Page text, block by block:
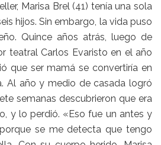
Marisa Brel (41) tenía una sola
hijos. Sin embargo, la vida puso
Quince años atrás, luego de
teatral Carlos Evaristo en el año
que ser mamá se convertiría en
Al año y medio de casada logró
semanas descubrieron que era
y lo perdió. «Eso fue un antes y
se me detecta que tengo